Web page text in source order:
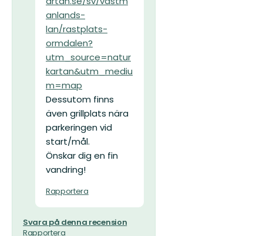
anlands-
lan/rastplats-
ormdalen?
utm_source=natur
kartan&utm_mediu
m=map
Dessutom finns
även grillplats nära
parkeringen vid
start/mål.
Önskar dig en fin
vandring!
Rapportera
Svara på denna recension
Rapportera